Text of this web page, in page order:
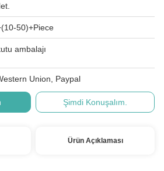
50)+Piece
ambalajı
Union, Paypal
Şimdi Konuşalım.
Ürün Açıklaması